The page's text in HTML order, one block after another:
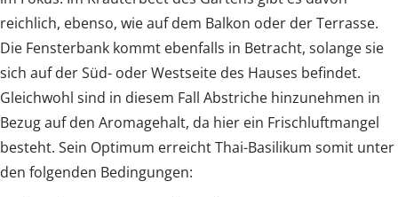
reichlich, ebenso, wie auf dem Balkon oder der Terrasse.
Die Fensterbank kommt ebenfalls in Betracht, solange sie
sich auf der Süd- oder Westseite des Hauses befindet.
Gleichwohl sind in diesem Fall Abstriche hinzunehmen in
Bezug auf den Aromagehalt, da hier ein Frischluftmangel
besteht. Sein Optimum erreicht Thai-Basilikum somit unter
den folgenden Bedingungen: